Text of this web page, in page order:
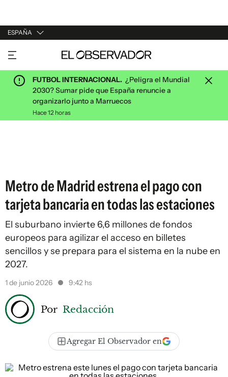
ESPAÑA
URUGUAY
ARGENTINA
ESPAÑA
ESTADOS UNIDOS
FUTBOL INTERNACIONAL. ¿Peligra el Mundial
2030? Sumar pide que España renuncie a
organizarlo junto a Marruecos
Hace 12 horas
Metro de Madrid estrena el pago con
tarjeta bancaria en todas las estaciones
El suburbano invierte 6,6 millones de fondos
europeos para agilizar el acceso en billetes
sencillos y se prepara para el sistema en la nube en
2027.
1 de junio 2026 9:42 hs
Por Redacción
Agregar El Observador en